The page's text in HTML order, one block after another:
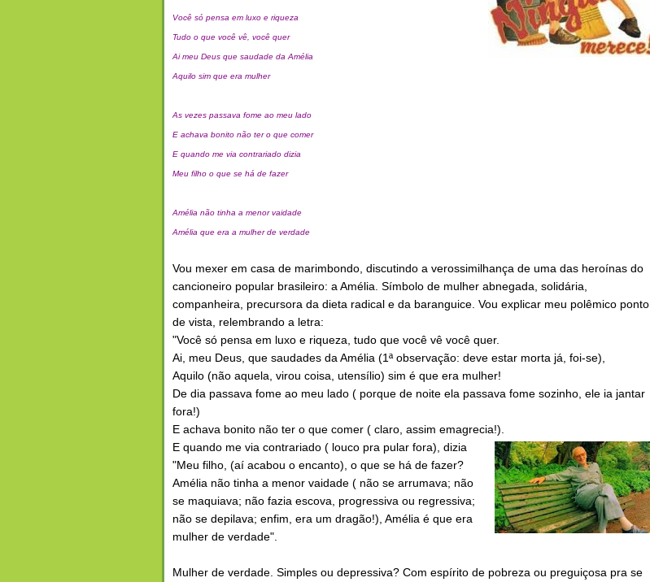
Você só pensa em luxo e riqueza
Tudo o que você vê, você quer
Ai meu Deus que saudade da Amélia
Aquilo sim que era mulher
As vezes passava fome ao meu lado
E achava bonito não ter o que comer
E quando me via contrariado dizia
Meu filho o que se há de fazer
Amélia não tinha a menor vaidade
Amélia que era a mulher de verdade
Vou mexer em casa de marimbondo, discutindo a verossimilhança de uma das heroínas do
cancioneiro popular brasileiro: a Amélia. Símbolo de mulher abnegada, solidária,
companheira, precursora da dieta radical e da baranguice. Vou explicar meu polêmico ponto
de vista, relembrando a letra:
"Você só pensa em luxo e riqueza, tudo que você vê você quer.
Ai, meu Deus, que saudades da Amélia (1ª observação: deve estar morta já, foi-se),
Aquilo (não aquela, virou coisa, utensílio) sim é que era mulher!
De dia passava fome ao meu lado ( porque de noite ela passava fome sozinho, ele ia jantar
fora!)
E achava bonito não ter o que comer ( claro, assim emagrecia!).
E quando me via contrariado ( louco pra pular fora), dizia
"Meu filho, (aí acabou o encanto), o que se há de fazer?
Amélia não tinha a menor vaidade ( não se arrumava; não
se maquiava; não fazia escova, progressiva ou regressiva;
não se depilava; enfim, era um dragão!), Amélia é que era
mulher de verdade".
Mulher de verdade. Simples ou depressiva? Com espírito de pobreza ou preguiçosa pra se